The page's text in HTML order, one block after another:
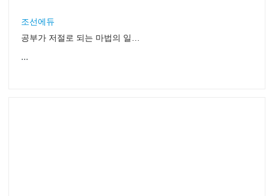
조선에듀
...